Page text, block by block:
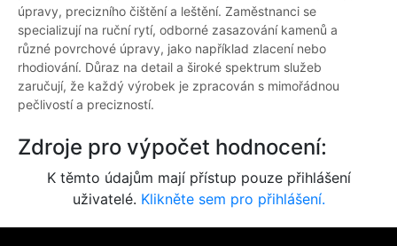
úpravy, precizního čištění a leštění. Zaměstnanci se
specializují na ruční rytí, odborné zasazování kamenů a
různé povrchové úpravy, jako například zlacení nebo
rhodiování. Důraz na detail a široké spektrum služeb
zaručují, že každý výrobek je zpracován s mimořádnou
pečlivostí a precizností.
Zdroje pro výpočet hodnocení:
K těmto údajům mají přístup pouze přihlášení
uživatelé. Klikněte sem pro přihlášení.